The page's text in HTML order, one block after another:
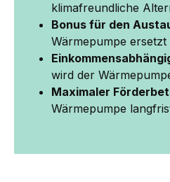
klimafreundliche
Bonus für den
Wärmepumpe
wird der
Maximaler
Wärmepumpe